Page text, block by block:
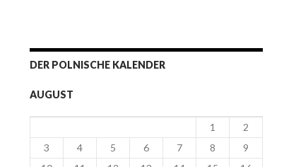
DER POLNISCHE KALENDER
AUGUST
1
2
3
4 5 6 7 8
9